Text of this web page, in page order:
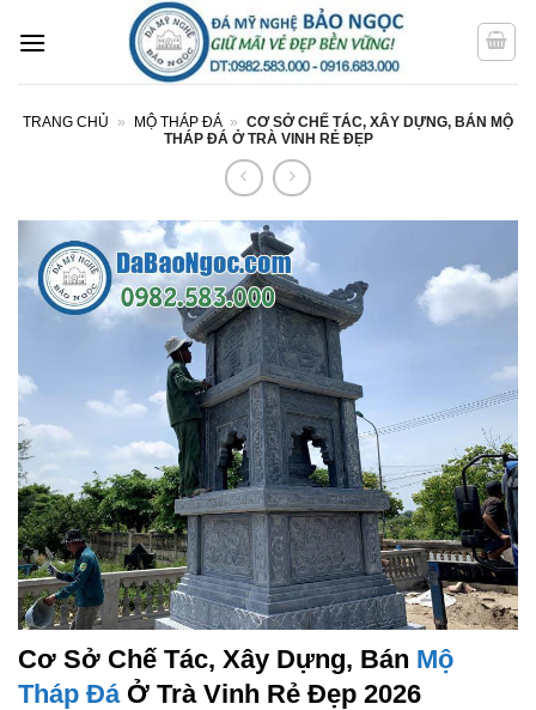
qua
TRANG CHỦ » MỘ THÁP ĐÁ » CƠ SỞ CHẾ TÁC, XÂY DỰNG, BÁN MỘ
THÁP ĐÁ Ở TRÀ VINH RẺ ĐẸP
Cơ Sở Chế Tác, Xây Dựng, Bán Mộ
Tháp ĐáỞ Trà Vinh Rẻ Đẹp 2026